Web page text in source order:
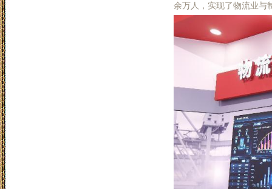
余万人，实现了物流业与